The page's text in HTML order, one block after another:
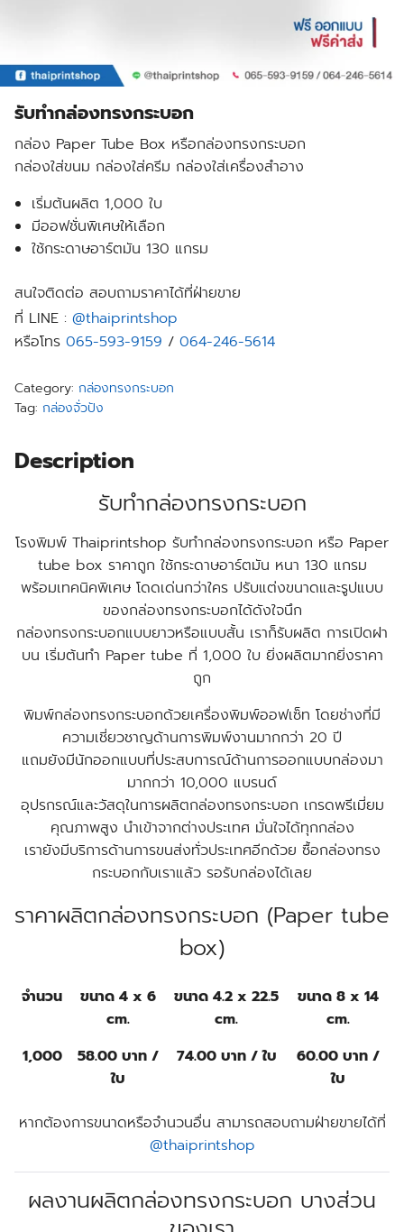
รับทำกล่องทรงกระบอก
กล่อง Paper Tube Box หรือกล่องทรงกระบอก
กล่องใส่ขนม กล่องใส่ครีม กล่องใส่เครื่องสำอาง
เริ่มต้นผลิต 1,000 ใบ
มีออฟชั่นพิเศษให้เลือก
ใช้กระดาษอาร์ตมัน 130 แกรม
สนใจติดต่อ สอบถามราคาได้ที่ฝ่ายขาย
ที่ LINE : @thaiprintshop
หรือโทร 065-593-9159 / 064-246-5614
Category: กล่องทรงกระบอก
Tag: กล่องจั่วปัง
Description
รับทำกล่องทรงกระบอก
โรงพิมพ์ Thaiprintshop รับทำกล่องทรงกระบอก หรือ Paper
tube box ราคาถูก ใช้กระดาษอาร์ตมัน หนา 130 แกรม
พร้อมเทคนิคพิเศษ โดดเด่นกว่าใคร ปรับแต่งขนาดและรูปแบบ
ของกล่องทรงกระบอกได้ดังใจนึก
กล่องทรงกระบอกแบบยาวหรือแบบสั้น เราก็รับผลิต การเปิดฝา
บน เริ่มต้นทำ Paper tube ที่ 1,000 ใบ ยิ่งผลิตมากยิ่งราคา
ถูก
พิมพ์กล่องทรงกระบอกด้วยเครื่องพิมพ์ออฟเซ็ท โดยช่างที่มี
ความเชี่ยวชาญด้านการพิมพ์งานมากกว่า 20 ปี
แถมยังมีนักออกแบบที่ประสบการณ์ด้านการออกแบบกล่องมา
มากกว่า 10,000 แบรนด์
อุปรกรณ์และวัสดุในการผลิตกล่องทรงกระบอก เกรดพรีเมี่ยม
คุณภาพสูง นำเข้าจากต่างประเทศ มั่นใจได้ทุกกล่อง
เรายังมีบริการด้านการขนส่งทั่วประเทศอีกด้วย ซื้อกล่องทรง
กระบอกกับเราแล้ว รอรับกล่องได้เลย
ราคาผลิตกล่องทรงกระบอก (Paper tube
box)
จำนวน
ขนาด 4 x 6
cm.
ขนาด 4.2 x 22.5
cm.
ขนาด 8 x 14
cm.
1,000
58.00 บาท /
ใบ
74.00 บาท / ใบ
60.00 บาท /
ใบ
หากต้องการขนาดหรือจำนวนอื่น สามารถสอบถามฝ่ายขายได้ที่
@thaiprintshop
ผลงานผลิตกล่องทรงกระบอก บางส่วน